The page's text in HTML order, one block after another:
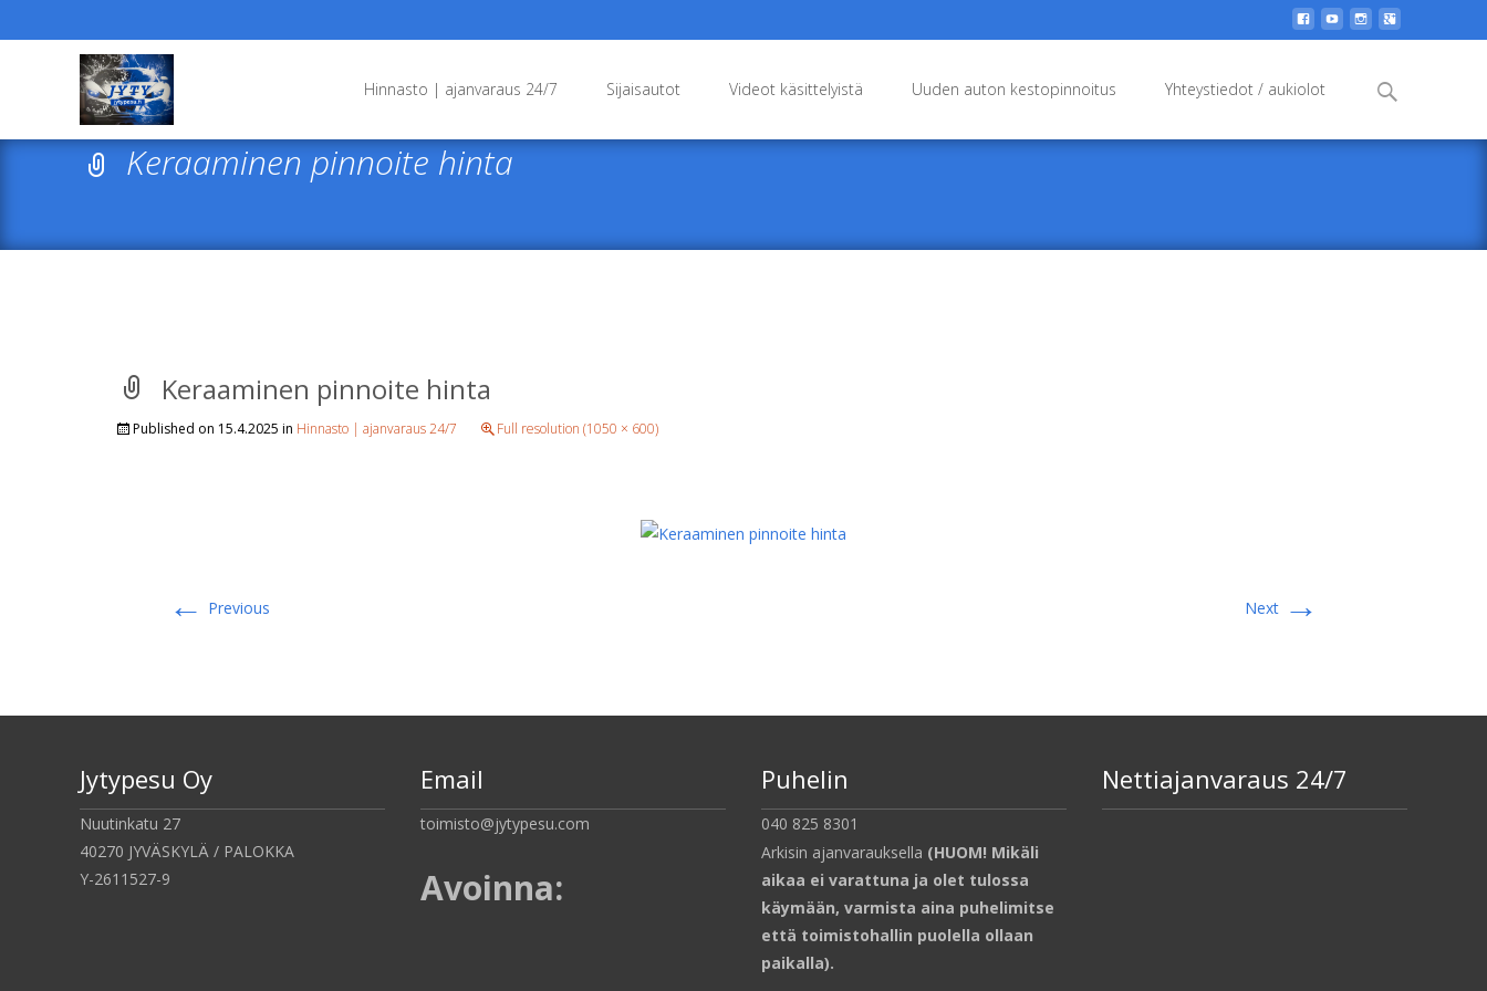
Hinnasto | ajanvaraus 24/7 Sijaisautot Videot käsittelyistä Uuden auton kestopinnoitus Yhteystiedot / aukiolot
Search
Keraaminen pinnoite hinta
Keraaminen pinnoite hinta
Published on 15.4.2025 in Hinnasto | ajanvaraus 24/7 Full resolution (1050 × 600)
← Previous Next →
Jytypesu Oy
Nuutinkatu 27
40270 JYVÄSKYLÄ / PALOKKA
Y-2611527-9
Email
toimisto@jytypesu.com
Puhelin
040 825 8301
Nettiajanvaraus 24/7
Avoinna:
Arkisin ajanvarauksella (HUOM! Mikäli
aikaa ei varattuna ja olet tulossa
käymään, varmista aina puhelimitse
että toimistohallin puolella ollaan
paikalla).